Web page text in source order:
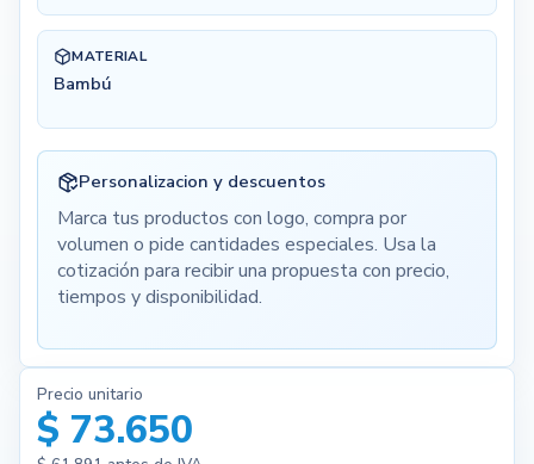
MATERIAL
Bambú
Personalizacion y descuentos
Marca tus productos con logo, compra por
volumen o pide cantidades especiales. Usa la
cotización para recibir una propuesta con precio,
tiempos y disponibilidad.
Precio unitario
$ 73.650